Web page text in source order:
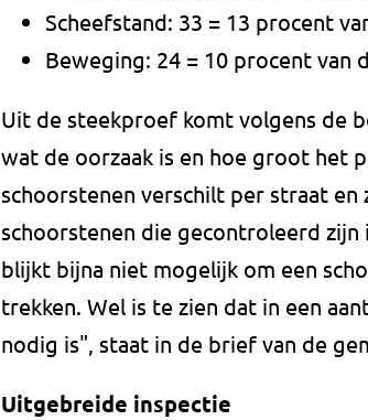
Scheefstand: 33 = 13 procent
Beweging: 24 = 10 procent van
Uit de steekproef komt volgens de
wat de oorzaak is en hoe groot het
schoorstenen verschilt per straat en
schoorstenen die gecontroleerd zijn
blijkt bijna niet mogelijk om een
trekken. Wel is te zien dat in een
nodig is", staat in de brief van de
Uitgebreide inspectie